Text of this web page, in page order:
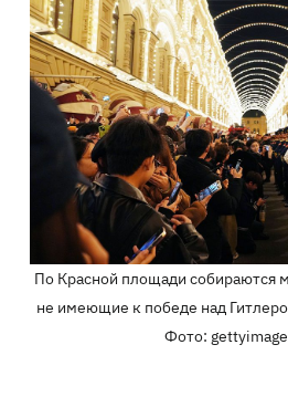
По Красной площади собираются
не имеющие к победе над
Фото: